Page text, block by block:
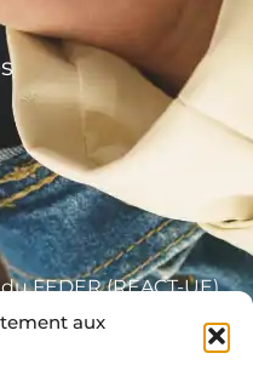
aux
FEDER (REACT-UE)
l’Union européenne
s’engage à La